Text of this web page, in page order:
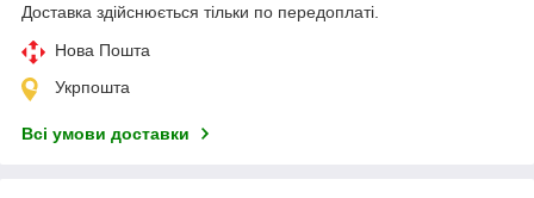
Доставка здійснюється тільки по передоплаті.
Нова Пошта
Укрпошта
Всі умови доставки